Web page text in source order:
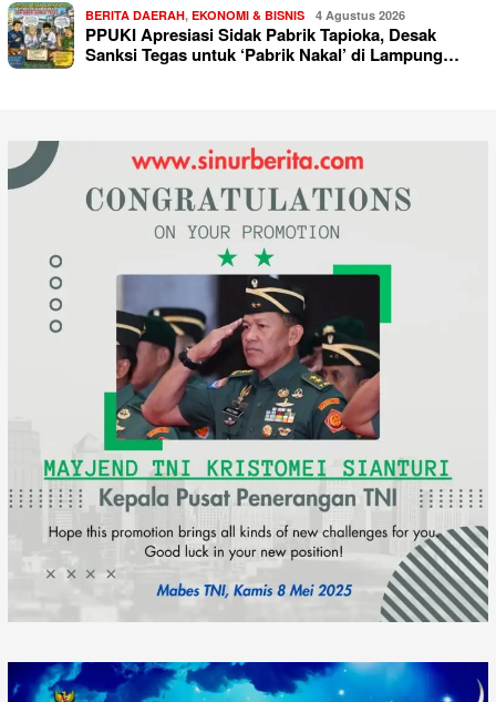
BERITA DAERAH, EKONOMI & BISNIS 4 Agustus 2026
PPUKI Apresiasi Sidak Pabrik Tapioka, Desak
Sanksi Tegas untuk ‘Pabrik Nakal’ di Lampung…